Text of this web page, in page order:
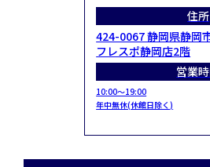
住所
424-0067 静岡県静岡
フレスポ静岡店2階
営業
10:00～19:00
年中無休(休館日除く)